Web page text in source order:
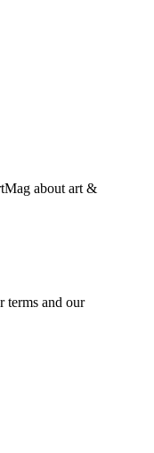
about art &
terms and our